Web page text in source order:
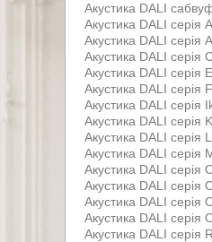
Акустика DALI
Акустика DALI серія
Акустика DALI серія
Акустика DALI серія
Акустика DALI серія
Акустика DALI серія
Акустика DALI серія
Акустика DALI серія
Акустика DALI серія
Акустика DALI серія
Акустика DALI серія
Акустика DALI серія
Акустика DALI серія
Акустика DALI серія
Акустика DALI серія